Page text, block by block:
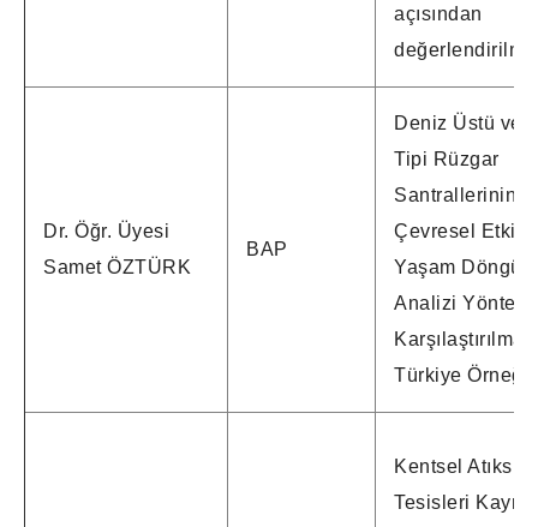
açısından
Dr. Öğr. Üyesi
Samet ÖZTÜRK
BAP
Deniz Üstü ve
Tipi Rüzgar
Santrallerinin
Çevresel
Yaşam
Analizi
Türkiye Örneği
Kentsel Atıksu
Tesisleri